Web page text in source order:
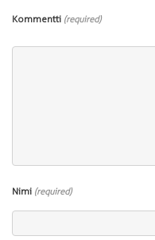
Kommentti (required)
Nimi (required)